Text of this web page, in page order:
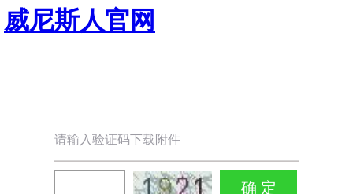
威尼斯人官网
请输入验证码下载附件